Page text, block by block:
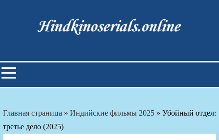
Индийские фильмы смотреть
онлайн
Главная страница » Индийские фильмы 2025 » Убойный отдел:
третье дело (2025)